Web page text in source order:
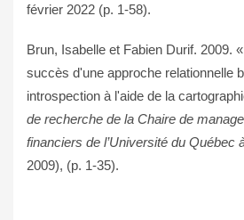
février 2022 (p. 1-58).
Brun, Isabelle et Fabien Durif. 2009.
succès d'une approche relationnelle
introspection à l'aide de la
de recherche de la Chaire de
financiers de l’Université du Québec
2009), (p. 1-35).